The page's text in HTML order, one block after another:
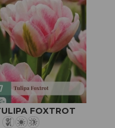
FOXTROT